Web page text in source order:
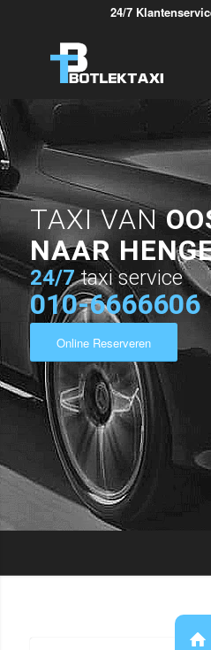
24/7
TAXI VAN
NAAR
24/7 taxi service
010-6666606
Online Reserveren